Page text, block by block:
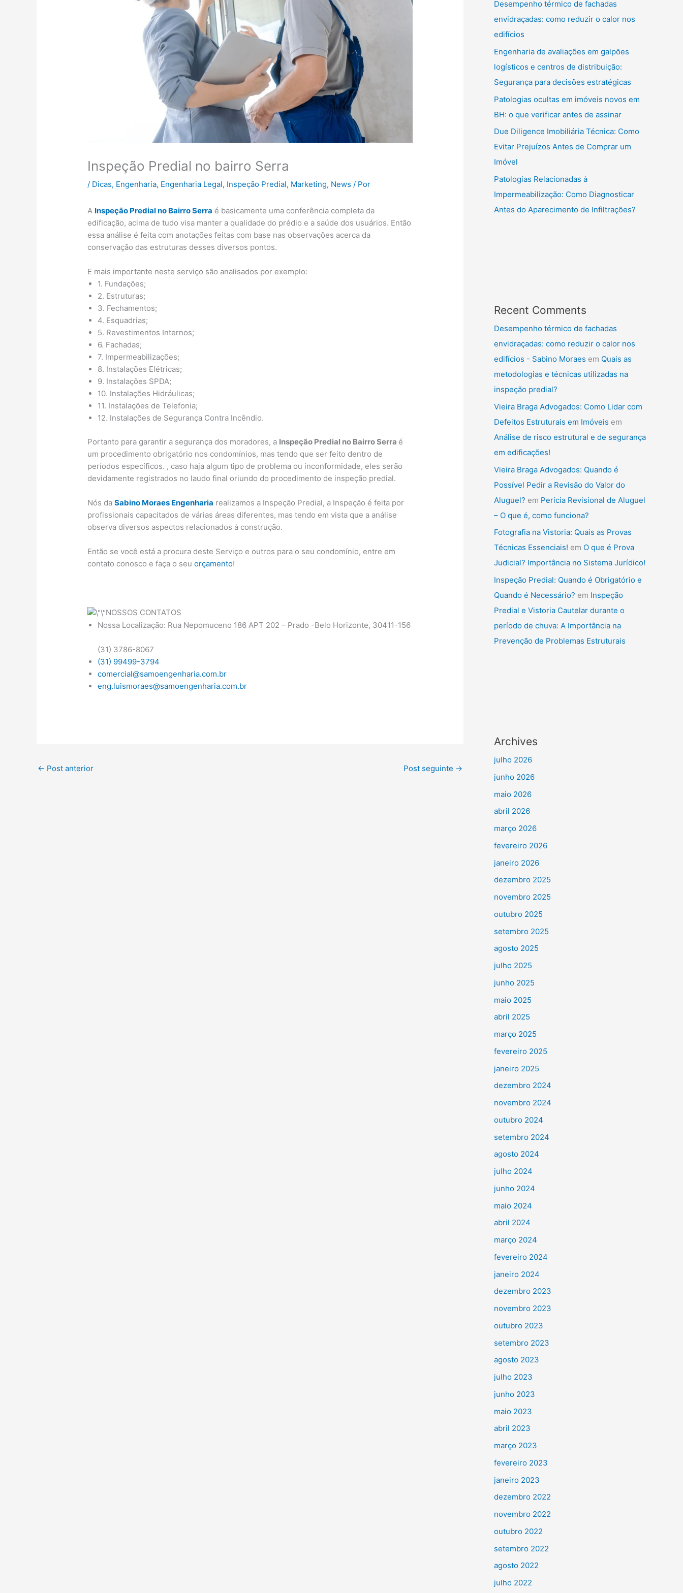
Inspeção Predial no bairro Serra
/ Dicas, Engenharia, Engenharia Legal, Inspeção Predial, Marketing, News / Por
A Inspeção Predial no Bairro Serra é basicamente uma conferência completa da
edificação, acima de tudo visa manter a qualidade do prédio e a saúde dos usuários. Então
essa análise é feita com anotações feitas com base nas observações acerca da
conservação das estruturas desses diversos pontos.
E mais importante neste serviço são analisados por exemplo:
1. Fundações;
2. Estruturas;
3. Fechamentos;
4. Esquadrias;
5. Revestimentos Internos;
6. Fachadas;
7. Impermeabilizações;
8. Instalações Elétricas;
9. Instalações SPDA;
10. Instalações Hidráulicas;
11. Instalações de Telefonia;
12. Instalações de Segurança Contra Incêndio.
Portanto para garantir a segurança dos moradores, a Inspeção Predial no Bairro Serra é
um procedimento obrigatório nos condomínios, mas tendo que ser feito dentro de
períodos específicos. , caso haja algum tipo de problema ou inconformidade, eles serão
devidamente registrados no laudo final oriundo do procedimento de inspeção predial.
Nós daSabino Moraes Engenharia realizamos a Inspeção Predial, a Inspeção é feita por
profissionais capacitados de várias áreas diferentes, mas tendo em vista que a análise
observa diversos aspectos relacionados à construção.
Então se você está a procura deste Serviço e outros para o seu condomínio, entre em
contato conosco e faça o seuorçamento!
NOSSOS CONTATOS
Nossa Localização: Rua Nepomuceno 186 APT 202 – Prado -Belo Horizonte, 30411-156
(31) 3786-8067
(31) 99499-3794
comercial@samoengenharia.com.br
eng.luismoraes@samoengenharia.com.br
← Post anterior Post seguinte →
Desempenho térmico de fachadas
envidraçadas: como reduzir o calor nos
edifícios
Engenharia de avaliações em galpões
logísticos e centros de distribuição:
Segurança para decisões estratégicas
Patologias ocultas em imóveis novos em
BH: o que verificar antes de assinar
Due Diligence Imobiliária Técnica: Como
Evitar Prejuízos Antes de Comprar um
Imóvel
Patologias Relacionadas à
Impermeabilização: Como Diagnosticar
Antes do Aparecimento de Infiltrações?
Recent Comments
Desempenho térmico de fachadas
envidraçadas: como reduzir o calor nos
edifícios - Sabino Moraes em Quais as
metodologias e técnicas utilizadas na
inspeção predial?
Vieira Braga Advogados: Como Lidar com
Defeitos Estruturais em Imóveis em
Análise de risco estrutural e de segurança
em edificações!
Vieira Braga Advogados: Quando é
Possível Pedir a Revisão do Valor do
Aluguel? em Perícia Revisional de Aluguel
– O que é, como funciona?
Fotografia na Vistoria: Quais as Provas
Técnicas Essenciais! em O que é Prova
Judicial? Importância no Sistema Jurídico!
Inspeção Predial: Quando é Obrigatório e
Quando é Necessário? em Inspeção
Predial e Vistoria Cautelar durante o
período de chuva: A Importância na
Prevenção de Problemas Estruturais
Archives
julho 2026
junho 2026
maio 2026
abril 2026
março 2026
fevereiro 2026
janeiro 2026
dezembro 2025
novembro 2025
outubro 2025
setembro 2025
agosto 2025
julho 2025
junho 2025
maio 2025
abril 2025
março 2025
fevereiro 2025
janeiro 2025
dezembro 2024
novembro 2024
outubro 2024
setembro 2024
agosto 2024
julho 2024
junho 2024
maio 2024
abril 2024
março 2024
fevereiro 2024
janeiro 2024
dezembro 2023
novembro 2023
outubro 2023
setembro 2023
agosto 2023
julho 2023
junho 2023
maio 2023
abril 2023
março 2023
fevereiro 2023
janeiro 2023
dezembro 2022
novembro 2022
outubro 2022
setembro 2022
agosto 2022
julho 2022